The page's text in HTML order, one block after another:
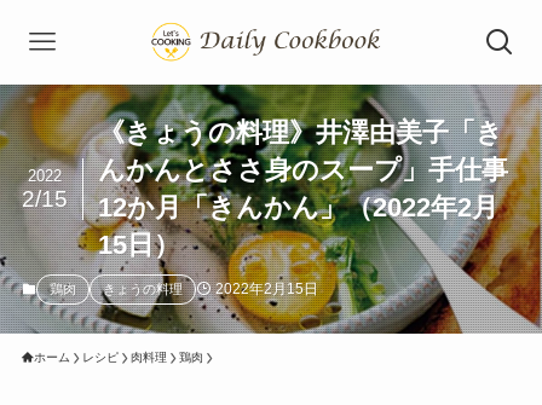
《きょうの料理》井澤由美子「き
んかんとささ身のスープ」手仕事
12か月「きんかん」（2022年2月
15日）
2022
2/15
鶏肉 きょうの料理 2022年2月15日
ホーム レシピ 肉料理 鶏肉